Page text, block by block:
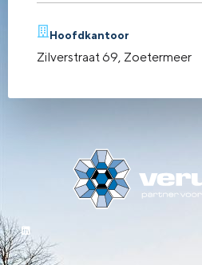
Hoofdkantoor
Zilverstraat 69, Zoetermeer